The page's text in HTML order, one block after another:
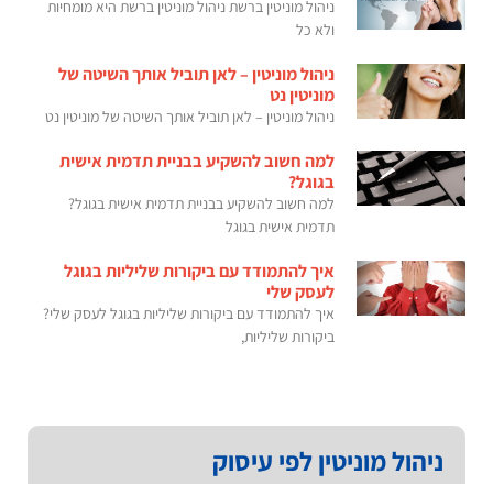
ניהול מוניטין ברשת ניהול מוניטין ברשת היא מומחיות
ולא כל
ניהול מוניטין – לאן תוביל אותך השיטה של
מוניטין נט
ניהול מוניטין – לאן תוביל אותך השיטה של מוניטין נט
למה חשוב להשקיע בבניית תדמית אישית
בגוגל?
למה חשוב להשקיע בבניית תדמית אישית בגוגל?
תדמית אישית בגוגל
איך להתמודד עם ביקורות שליליות בגוגל
לעסק שלי
איך להתמודד עם ביקורות שליליות בגוגל לעסק שלי?
ביקורות שליליות,
ניהול מוניטין לפי עיסוק